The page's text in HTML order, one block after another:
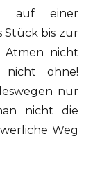
auf einer
Stück bis zur
Atmen nicht
ohne!
nur
nicht die
Weg